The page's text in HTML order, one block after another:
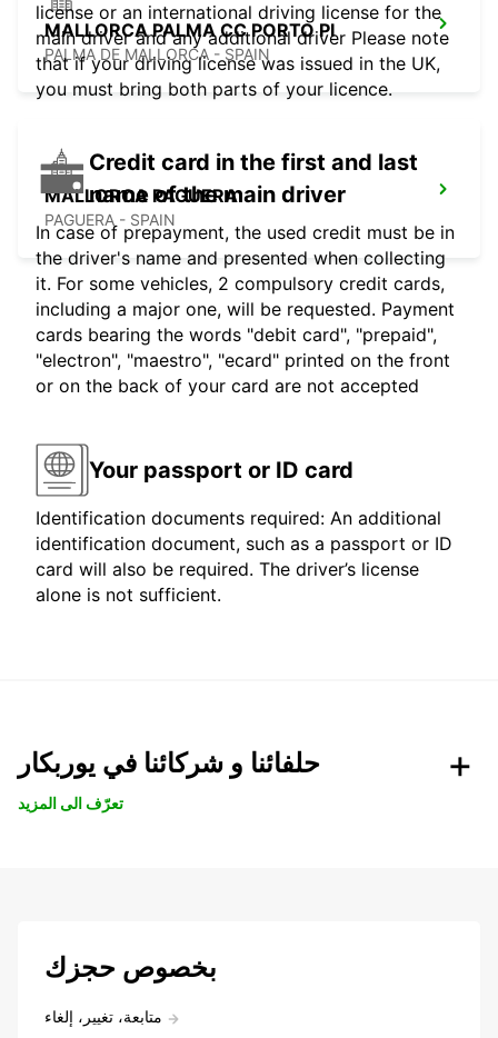
MALLORCA PALMA CC PORTO PI
PALMA DE MALLORCA - SPAIN
MALLORCA PAGUERA
PAGUERA - SPAIN
license or an international driving license for the
main driver and any additional driver Please note
that if your driving license was issued in the UK,
you must bring both parts of your licence.
Credit card in the first and last
name of the main driver
In case of prepayment, the used credit must be in
the driver's name and presented when collecting
it. For some vehicles, 2 compulsory credit cards,
including a major one, will be requested. Payment
cards bearing the words "debit card", "prepaid",
"electron", "maestro", "ecard" printed on the front
or on the back of your card are not accepted
Your passport or ID card
Identification documents required: An additional
identification document, such as a passport or ID
card will also be required. The driver’s license
alone is not sufficient.
حلفائنا و شركائنا في يوربكار
تعرّف الى المزيد
بخصوص حجزك
متابعة، تغيير، إلغاء